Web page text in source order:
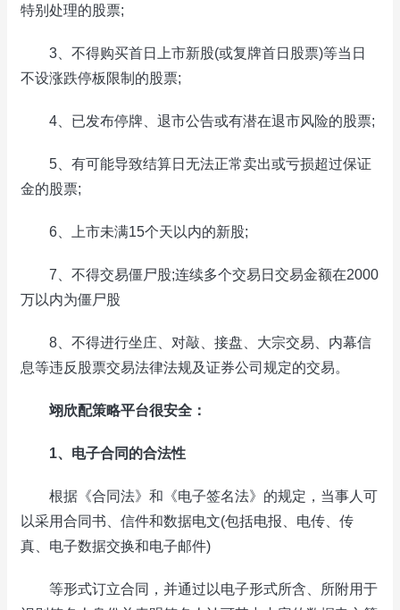
特别处理的股票;
3、不得购买首日上市新股(或复牌首日股票)等当日
不设涨跌停板限制的股票;
4、已发布停牌、退市公告或有潜在退市风险的股票;
5、有可能导致结算日无法正常卖出或亏损超过保证
金的股票;
6、上市未满15个天以内的新股;
7、不得交易僵尸股;连续多个交易日交易金额在2000
万以内为僵尸股
8、不得进行坐庄、对敲、接盘、大宗交易、内幕信
息等违反股票交易法律法规及证券公司规定的交易。
翊欣配策略平台很安全：
1、电子合同的合法性
根据《合同法》和《电子签名法》的规定，当事人可
以采用合同书、信件和数据电文(包括电报、电传、传
真、电子数据交换和电子邮件)
等形式订立合同，并通过以电子形式所含、所附用于